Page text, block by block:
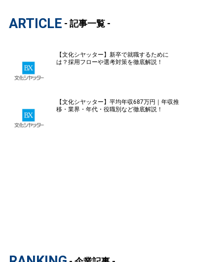
ARTICLE - 記事一覧 -
【文化シヤッター】新卒で就職するために
は？採用フローや選考対策を徹底解説！
【文化シヤッター】平均年収687万円｜年収推
移・業界・年代・役職別など徹底解説！